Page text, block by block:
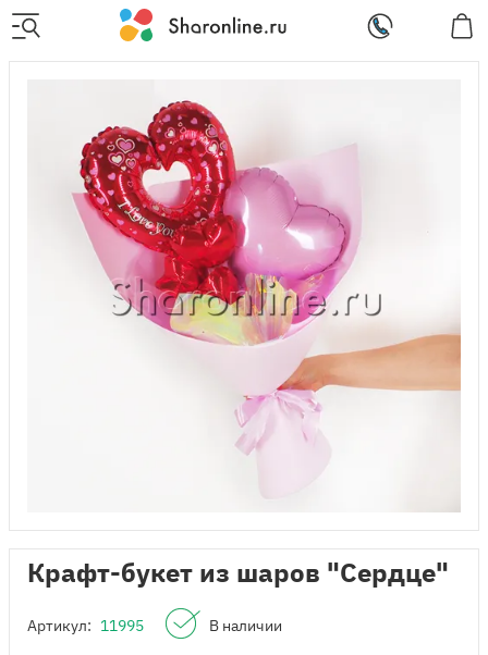
Крафт-букет из шаров "Сердце"
Артикул: 11995 В наличии